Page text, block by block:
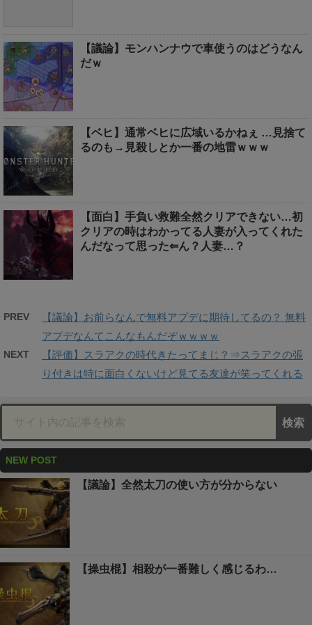
【議論】モンハンナウで車使うのはどうなん
だｗ
【ベヒ】通常ベヒに広域いるかねぇ …見捨て
るのも→見殺しとか一番の地雷ｗｗｗ
【面白】手負い救難全然クリアできない…初
クリアの時はわかってる人妻が入ってくれた
んだなって思った⇐ん？人妻…？
PREV
【議論】お前らなんで無料アプデに期待してるの？ 無料
アプデなんてこんなもんだぞｗｗｗｗ
NEXT
【評価】スラアクの時代きたってまじ？⇒スラアクの張
り付きは特に面白くないけど見てる友達が笑ってくれる
NEW POST
【議論】全然太刀の使い方が分からない
【操虫棍】相殺が一番難しく感じるわ…